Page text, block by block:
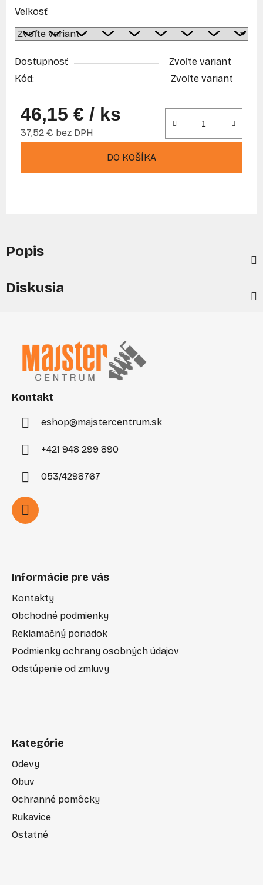
Veľkosť
Dostupnosť
Zvoľte variant
Kód:
Zvoľte variant
46,15 € / ks
37,52 € bez DPH
DO KOŠÍKA
Popis
Diskusia
Kontakt
eshop@majstercentrum.sk
+421 948 299 890
053/4298767
Informácie pre vás
Kontakty
Obchodné podmienky
Reklamačný poriadok
Podmienky ochrany osobných údajov
Odstúpenie od zmluvy
Kategórie
Odevy
Obuv
Ochranné pomôcky
Rukavice
Ostatné